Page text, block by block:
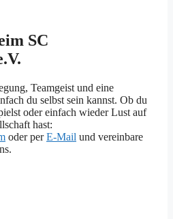
SC
Teamgeist und eine
du selbst sein kannst. Ob du
oder einfach wieder Lust auf
hast:
oder perE-Mail und vereinbare